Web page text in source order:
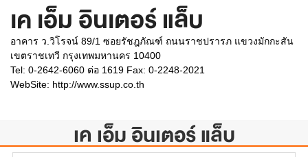
เค เอ็ม อินเตอร์ แล็บ
อาคาร ว.วิโรจน์ 89/1 ซอยรัชฎภัณฑ์ ถนนราชปรารภ แขวงมักกะสัน
เขตราชเทวี กรุงเทพมหานคร 10400
Tel: 0-2642-6060 ต่อ 1619 Fax: 0-2248-2021
WebSite: http://www.ssup.co.th
เค เอ็ม อินเตอร์ แล็บ